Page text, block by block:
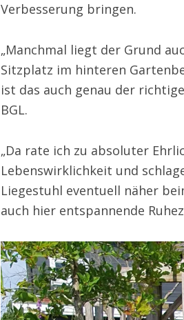
Verbesserung bringen.
„Manchmal liegt der Grund
Sitzplatz im hinteren
ist das auch genau der
BGL.
„Da rate ich zu absoluter
Lebenswirklichkeit und
Liegestuhl eventuell näher
auch hier entspannende